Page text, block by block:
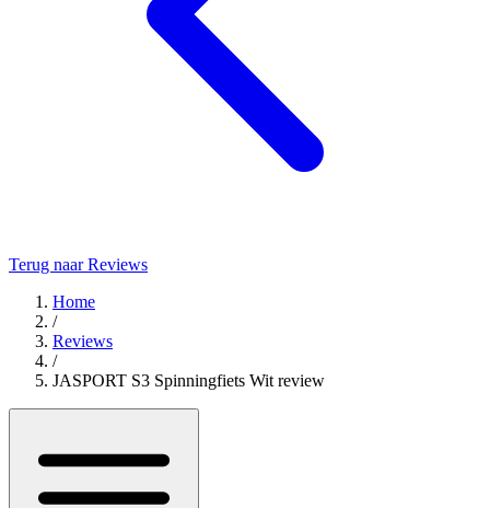
Terug naar Reviews
Home
/
Reviews
/
JASPORT S3 Spinningfiets Wit review